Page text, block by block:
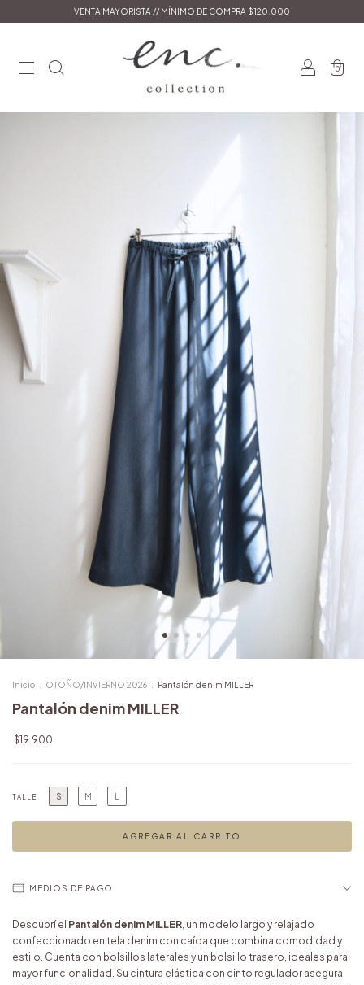
VENTA MAYORISTA // MÍNIMO DE COMPRA $120.000
0
Inicio OTOÑO/INVIERNO 2026 Pantalón denim MILLER
Pantalón denim MILLER
$19.900
TALLE S M L
MEDIOS DE PAGO
Descubrí el Pantalón denim MILLER, un modelo largo y relajado
confeccionado en tela denim con caída que combina comodidad y
estilo. Cuenta con bolsillos laterales y un bolsillo trasero, ideales para
mayor funcionalidad. Su cintura elástica con cinto regulador asegura